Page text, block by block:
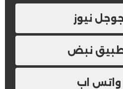
نيوز
نبض
واتس اب